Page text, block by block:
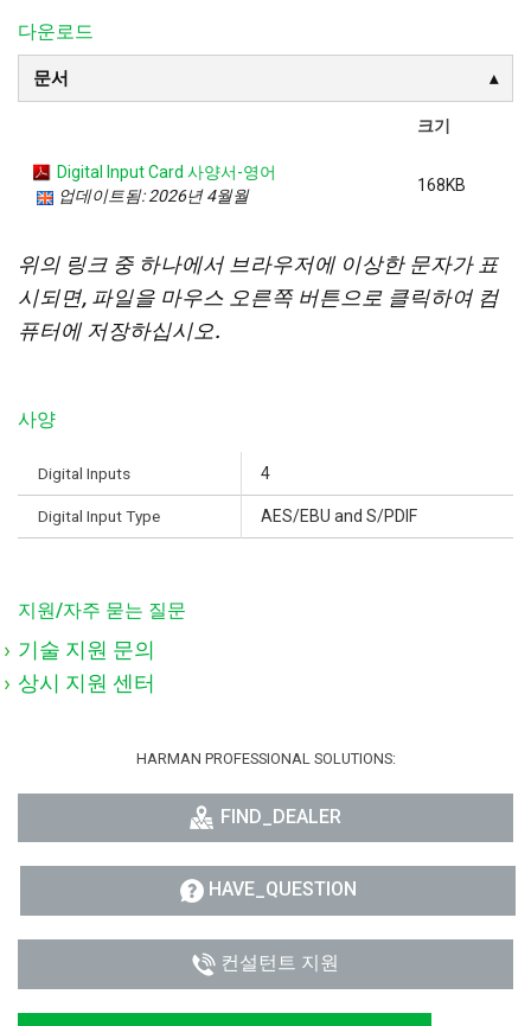
다운로드
문서
크기
Digital Input Card 사양서-영어
업데이트됨: 2026년 4월월
168KB
위의 링크 중 하나에서 브라우저에 이상한 문자가 표
시되면, 파일을 마우스 오른쪽 버튼으로 클릭하여 컴
퓨터에 저장하십시오.
사양
Digital Inputs 4
Digital Input Type AES/EBU and S/PDIF
지원/자주 묻는 질문
기술 지원 문의
상시 지원 센터
HARMAN PROFESSIONAL SOLUTIONS:
FIND_DEALER
HAVE_QUESTION
컨설턴트 지원